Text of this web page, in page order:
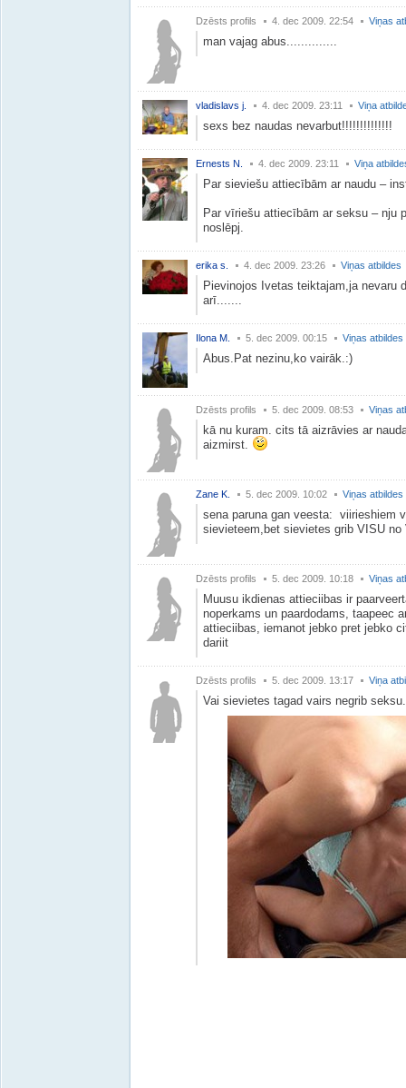
Dzēsts profils 4. dec 2009. 22:54 Viņas
man vajag abus..............
vladislavs j. 4. dec 2009. 23:11 Viņa
sexs bez naudas nevarbut!!!!!!!!!!!!!!
Ernests N. 4. dec 2009. 23:11 Viņa
Par sieviešu attiecībām ar naudu –
Par vīriešu attiecībām ar seksu – nju
noslēpj.
erika s. 4. dec 2009. 23:26 Viņas atbildes
Pievinojos Ivetas teiktajam,ja nevaru
arī.......
Ilona M. 5. dec 2009. 00:15 Viņas atbildes
Abus.Pat nezinu,ko vairāk.:)
Dzēsts profils 5. dec 2009. 08:53 Viņas
kā nu kuram. cits tā aizrāvies ar
aizmirst.
Zane K. 5. dec 2009. 10:02 Viņas atbildes
sena paruna gan veesta: viirieshiem
sievieteem,bet sievietes grib VISU no
Dzēsts profils 5. dec 2009. 10:18 Viņas
Muusu ikdienas attieciibas ir
noperkams un paardodams, taapeec
attieciibas, iemanot jebko pret jebko
dariit
Dzēsts profils 5. dec 2009. 13:17 Viņa
Vai sievietes tagad vairs negrib